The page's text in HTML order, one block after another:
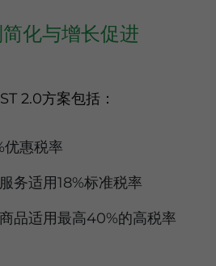
化与增长促进
2.0方案包括：
优惠税率
务适用18%标准税率
品适用最高40%的高税率